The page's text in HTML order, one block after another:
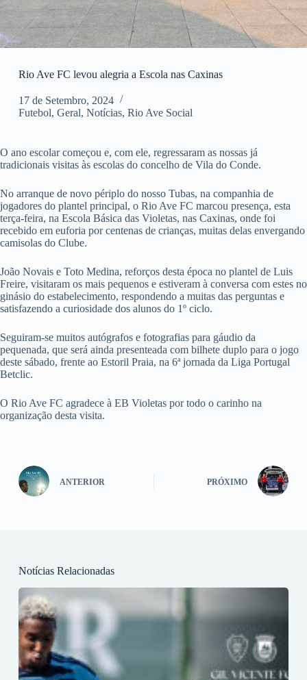
Rio Ave FC levou alegria a Escola nas Caxinas
17 de Setembro, 2024
Futebol, Geral, Notícias, Rio Ave Social
O ano escolar começou e, com ele, regressaram as nossas já
tradicionais visitas às escolas do concelho de Vila do Conde.
No arranque de novo périplo do nosso Tubas, na companhia de
jogadores do plantel principal, o Rio Ave FC marcou presença, esta
terça-feira, na Escola Básica das Violetas, nas Caxinas, onde foi
recebido em euforia por centenas de crianças, muitas delas envergando
camisolas do Clube.
João Novais e Toto Medina, reforços desta época no plantel de Luis
Freire, visitaram os mais pequenos e estiveram à conversa com estes no
ginásio do estabelecimento, respondendo a muitas das perguntas e
satisfazendo a curiosidade dos alunos do 1º ciclo.
Seguiram-se muitos autógrafos e fotografias para gáudio da
pequenada, que será ainda presenteada com bilhete duplo para o jogo
deste sábado, frente ao Estoril Praia, na 6ª jornada da Liga Portugal
Betclic.
O Rio Ave FC agradece à EB Violetas por todo o carinho na
organização desta visita.
ANTERIOR PRÓXIMO
Notícias Relacionadas